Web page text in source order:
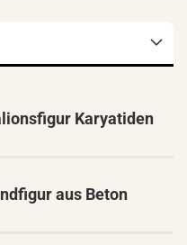
Karyatiden
aus Beton